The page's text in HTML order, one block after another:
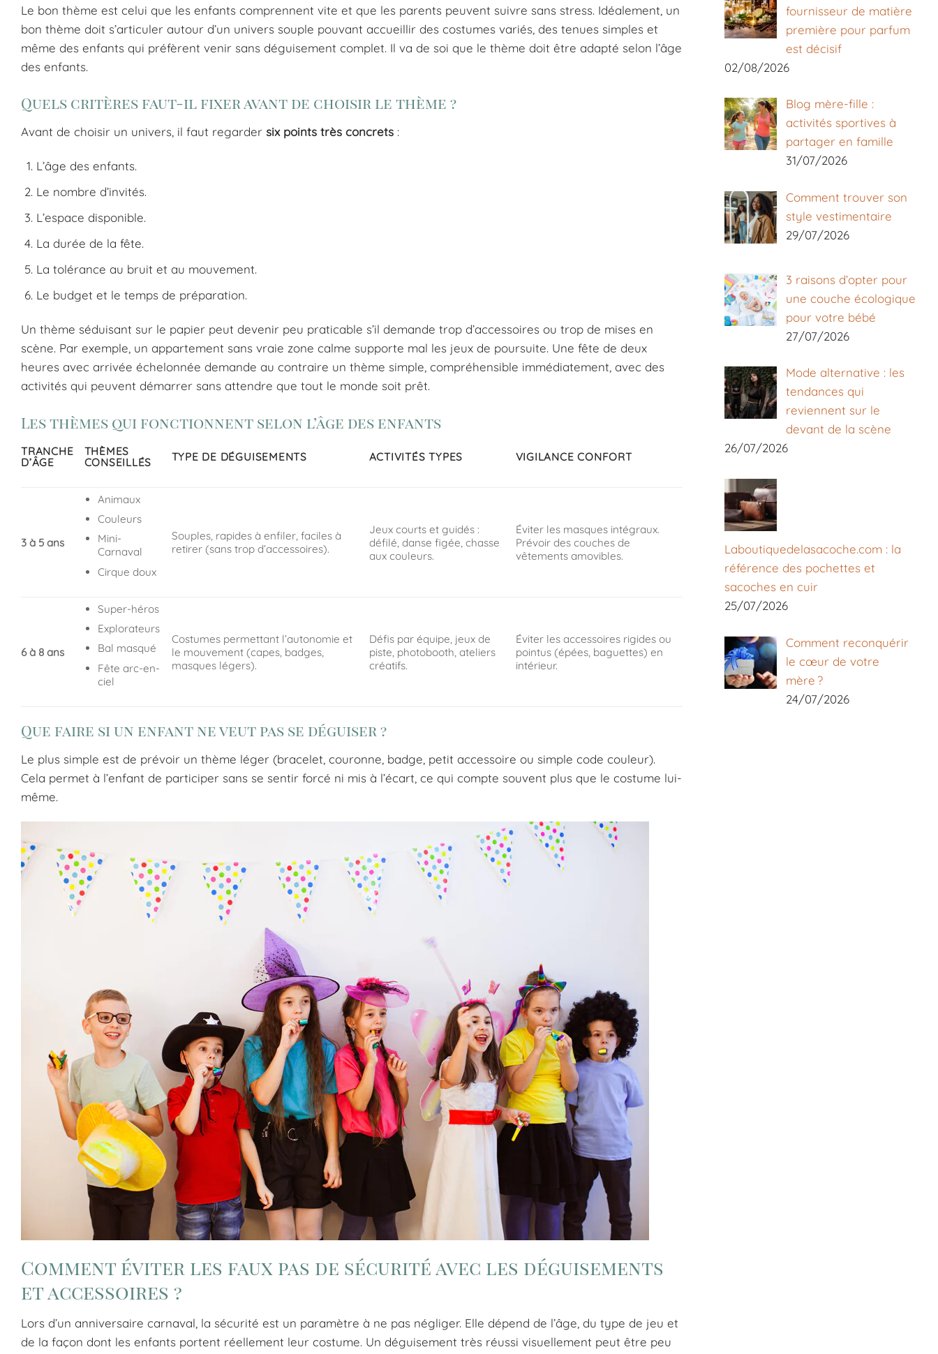
Le bon thème est celui que les enfants comprennent vite et que les parents peuvent suivre sans stress. Idéalement, un
bon thème doit s’articuler autour d’un univers souple pouvant accueillir des costumes variés, des tenues simples et
même des enfants qui préfèrent venir sans déguisement complet. Il va de soi que le thème doit être adapté selon l’âge
des enfants.
Quels critères faut-il fixer avant de choisir le thème ?
Avant de choisir un univers, il faut regarder six points très concrets :
L’âge des enfants.
Le nombre d’invités.
L’espace disponible.
La durée de la fête.
La tolérance au bruit et au mouvement.
Le budget et le temps de préparation.
Un thème séduisant sur le papier peut devenir peu praticable s’il demande trop d’accessoires ou trop de mises en
scène. Par exemple, un appartement sans vraie zone calme supporte mal les jeux de poursuite. Une fête de deux
heures avec arrivée échelonnée demande au contraire un thème simple, compréhensible immédiatement, avec des
activités qui peuvent démarrer sans attendre que tout le monde soit prêt.
Les thèmes qui fonctionnent selon l’âge des enfants
TRANCHE
D’ÂGE
THÈMES
CONSEILLÉS
TYPE DE DÉGUISEMENTS ACTIVITÉS TYPES VIGILANCE CONFORT
3 à 5 ans
Animaux
Couleurs
Mini-
Carnaval
Cirque doux
Souples, rapides à enfiler, faciles à
retirer (sans trop d’accessoires).
Jeux courts et guidés :
défilé, danse figée, chasse
aux couleurs.
Éviter les masques intégraux.
Prévoir des couches de
vêtements amovibles.
6 à 8 ans
Super-héros
Explorateurs
Bal masqué
Fête arc-en-
ciel
Costumes permettant l’autonomie et
le mouvement (capes, badges,
masques légers).
Défis par équipe, jeux de
piste, photobooth, ateliers
créatifs.
Éviter les accessoires rigides ou
pointus (épées, baguettes) en
intérieur.
Que faire si un enfant ne veut pas se déguiser ?
Le plus simple est de prévoir un thème léger (bracelet, couronne, badge, petit accessoire ou simple code couleur).
Cela permet à l’enfant de participer sans se sentir forcé ni mis à l’écart, ce qui compte souvent plus que le costume lui-
même.
Comment éviter les faux pas de sécurité avec les déguisements
et accessoires ?
Lors d’un anniversaire carnaval, la sécurité est un paramètre à ne pas négliger. Elle dépend de l’âge, du type de jeu et
de la façon dont les enfants portent réellement leur costume. Un déguisement très réussi visuellement peut être peu
fournisseur de matière
première pour parfum
est décisif
02/08/2026
Blog mère-fille :
activités sportives à
partager en famille
31/07/2026
Comment trouver son
style vestimentaire
29/07/2026
3 raisons d’opter pour
une couche écologique
pour votre bébé
27/07/2026
Mode alternative : les
tendances qui
reviennent sur le
devant de la scène
26/07/2026
Laboutiquedelasacoche.com : la
référence des pochettes et
sacoches en cuir
25/07/2026
Comment reconquérir
le cœur de votre
mère ?
24/07/2026